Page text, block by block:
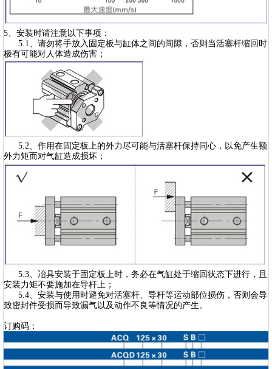
5、安装时请注意以下事项：
5.1、请勿将手放入固定板与缸体之间的间隙，否则当活塞杆缩回时
极有可能对人体造成伤害；
5.2、作用在固定板上的外力尽可能与活塞杆保持同心，以免产生额
外力矩而对气缸造成损坏；
5.3、冶具安装于固定板上时，务必在气缸处于缩回状态下进行，且
安装力矩不要施加在导杆上；
5.4、安装与使用时避免对活塞杆、导杆等运动部位损伤，否则会导
致密封件受损而导致漏气以及动作不良等情况的产生。
订购码：